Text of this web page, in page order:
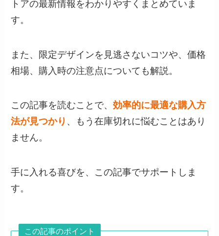
トアの最新情報をわかりやすくまとめていま
す。
また、限定デザインを見逃さないコツや、価格
相場、購入時の注意点についても解説。
この記事を読むことで、効率的に最適な購入方
法が見つかり 、もう在庫切れに悩むことはあり
ません。
手に入れる喜びを、この記事でサポートしま
す。
この記事のポイント